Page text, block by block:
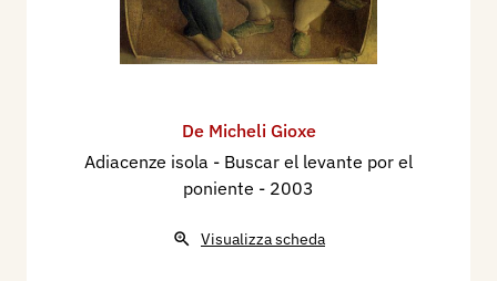
De Micheli Gioxe
Adiacenze isola - Buscar el levante por el
poniente - 2003
Visualizza scheda